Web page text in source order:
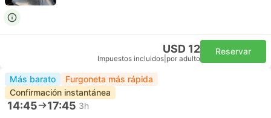
USD 12
Impuestos incluidos por adulto
Reservar
Más barato
Furgoneta más rápida
Confirmación instantánea
14:45 17:45 3h